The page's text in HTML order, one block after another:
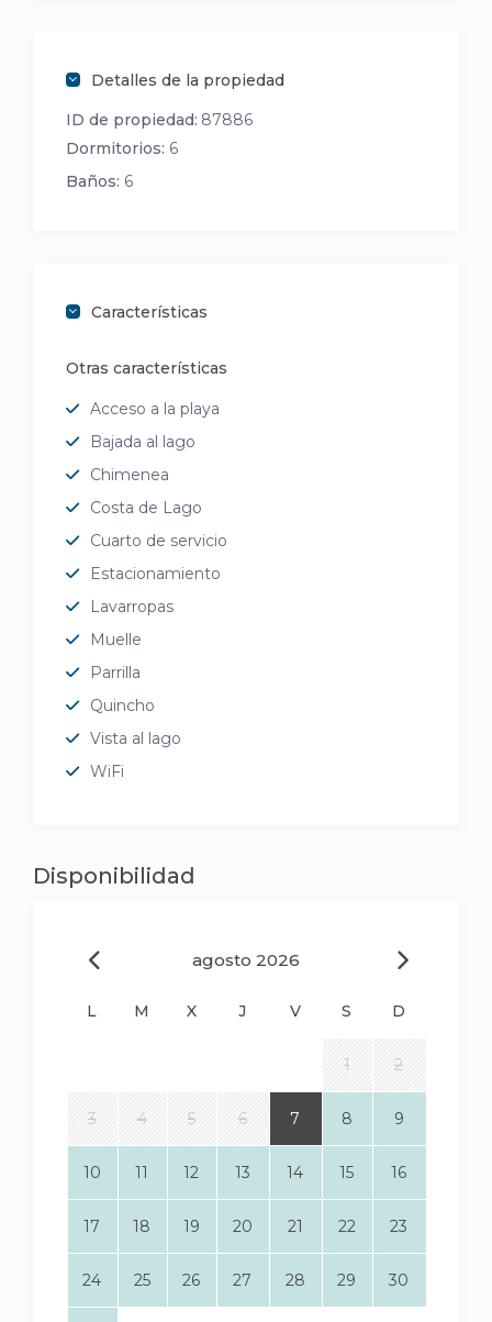
Detalles de la propiedad
ID de propiedad: 87886
Dormitorios: 6
Baños: 6
Características
Otras características
Acceso a la playa
Bajada al lago
Chimenea
Costa de Lago
Cuarto de servicio
Estacionamiento
Lavarropas
Muelle
Parrilla
Quincho
Vista al lago
WiFi
Disponibilidad
agosto 2026
L M X J V S D
1 2
3 4 5 6 7 8 9
10 11 12 13 14 15 16
17 18 19 20 21 22 23
24 25 26 27 28 29 30